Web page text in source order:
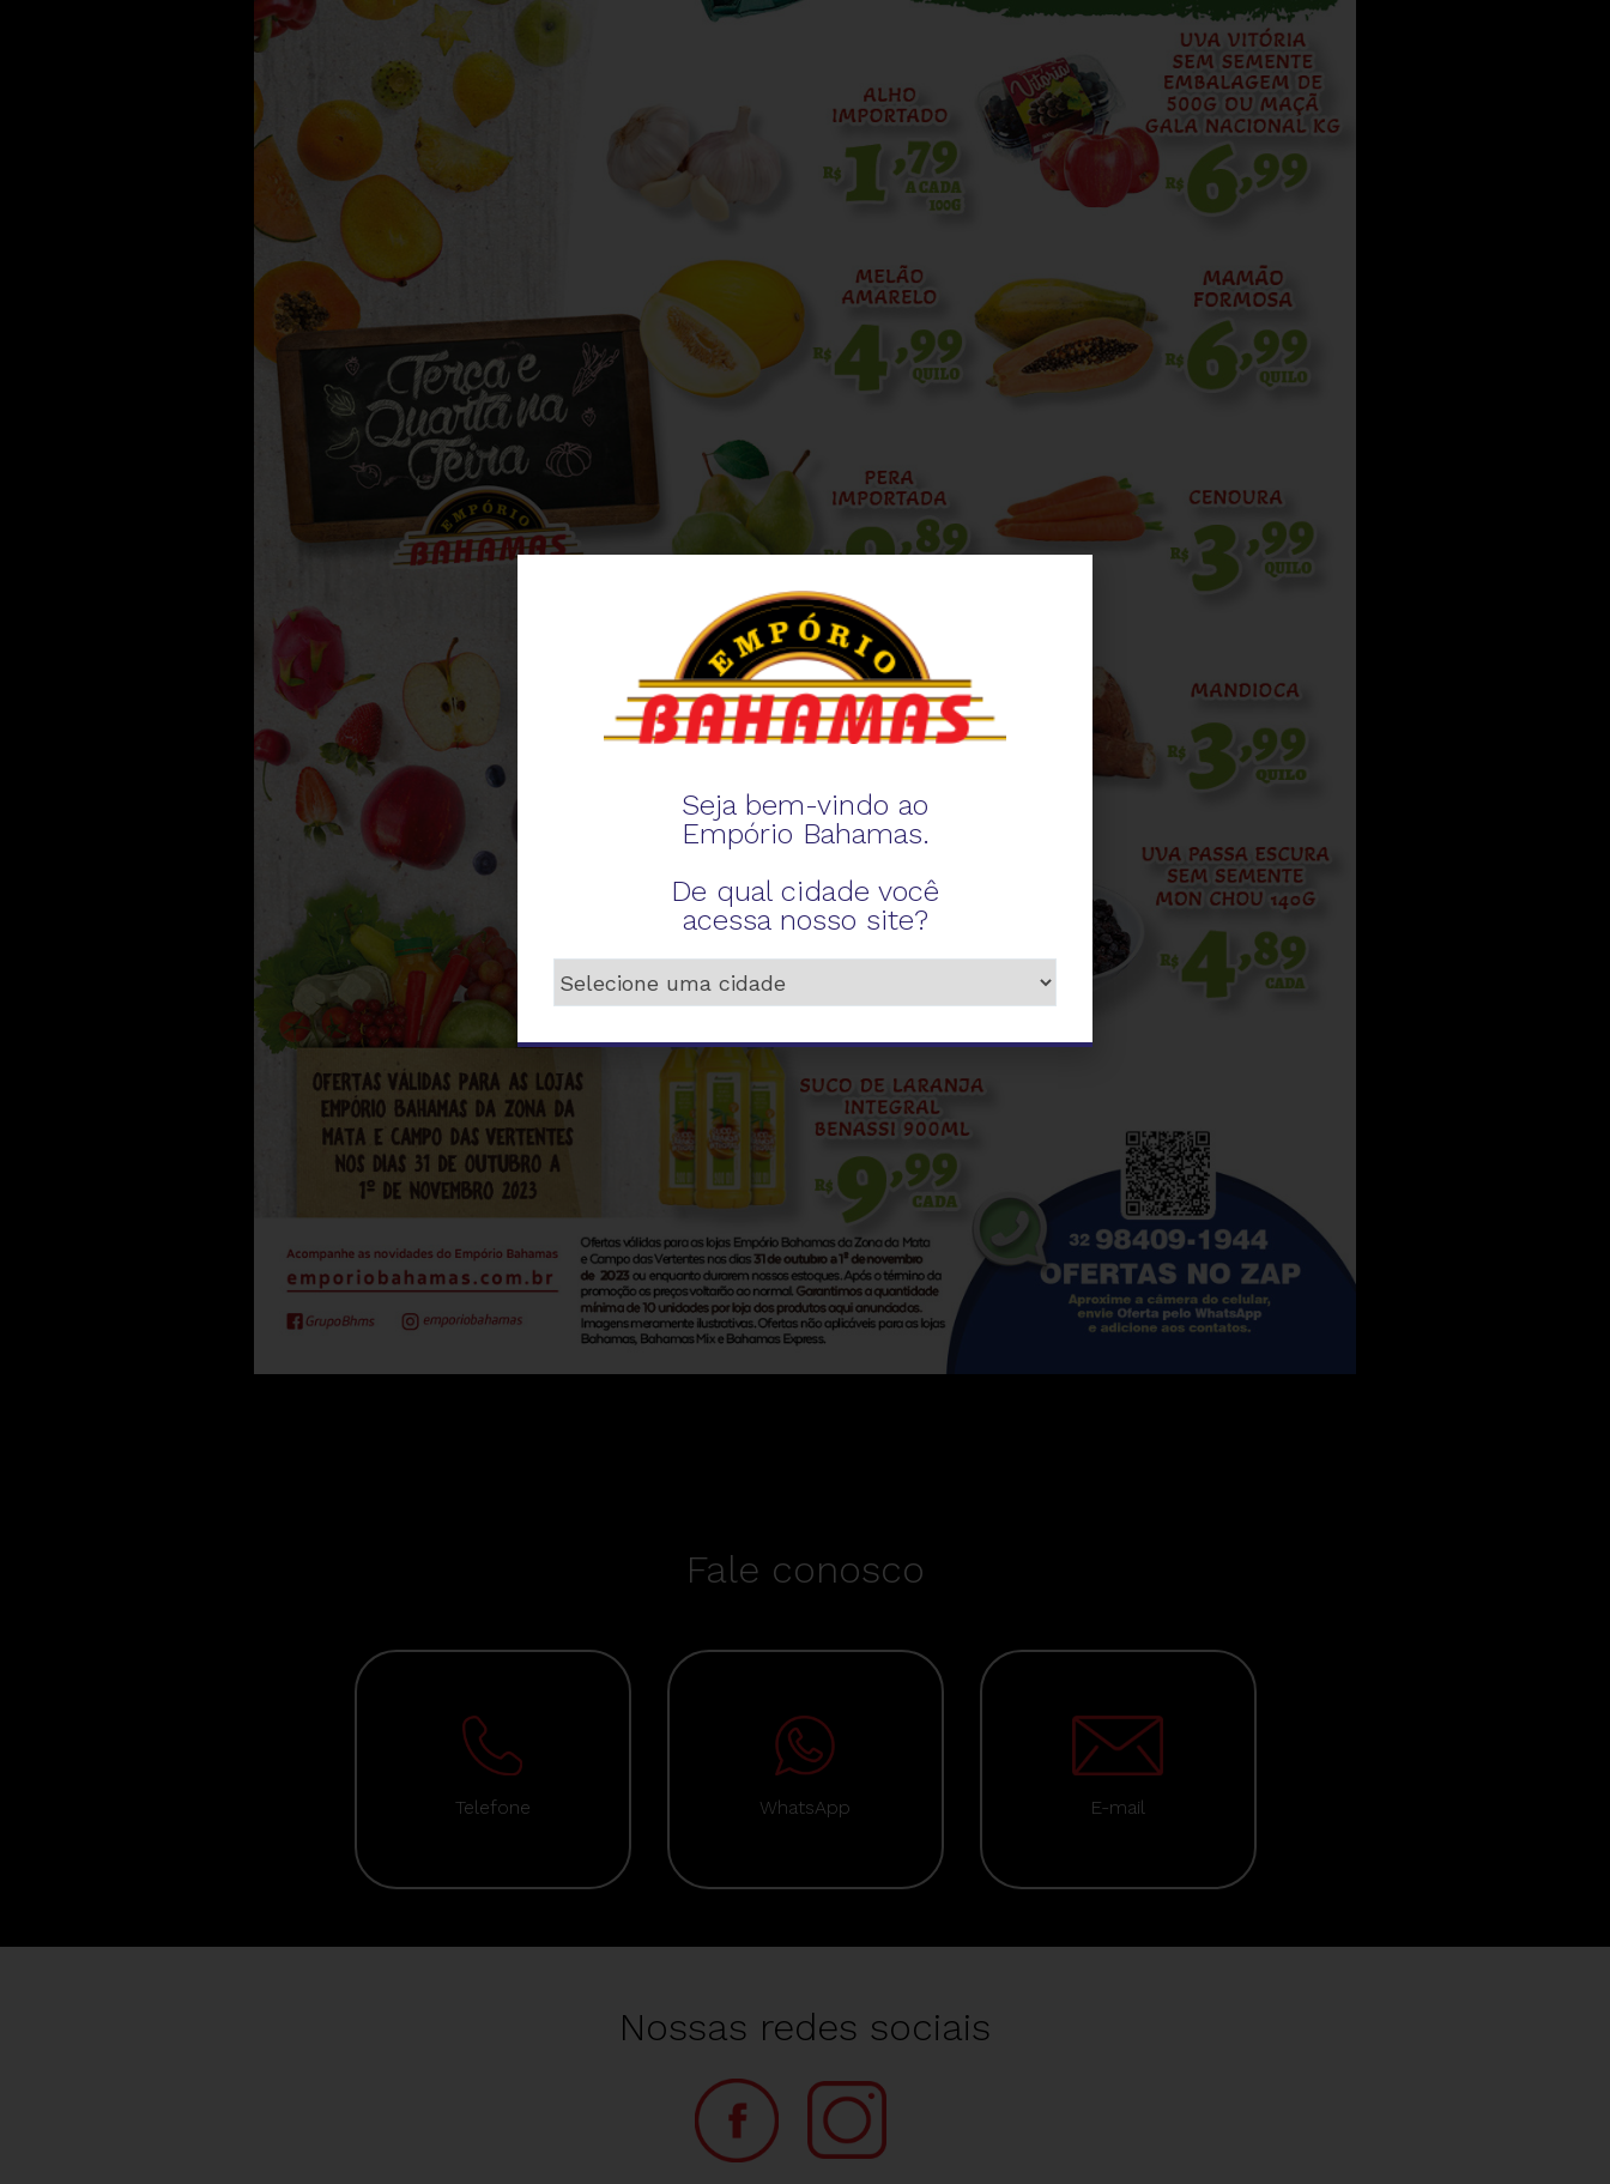
Fale conosco
Telefone WhatsApp E-mail
Nossas redes sociais
Seja bem-vindo ao
Empório Bahamas.
De qual cidade você
acessa nosso site?